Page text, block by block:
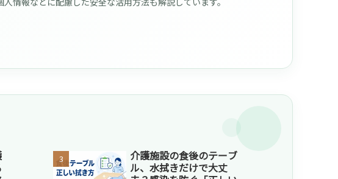
介護施設の食後のテーブ
ル、水拭きだけで大丈